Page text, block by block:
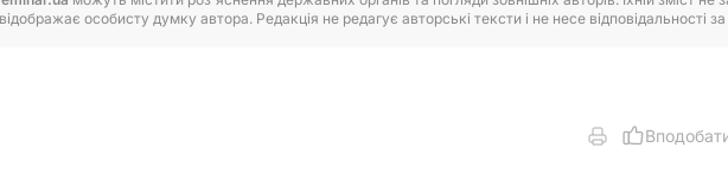
особисту думку автора. Редакція не редагує авторські тексти і не несе відповідальності за